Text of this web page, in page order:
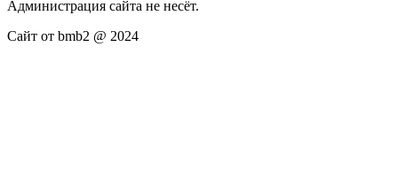
Администрация сайта не несёт.
Сайт от bmb2 @ 2024